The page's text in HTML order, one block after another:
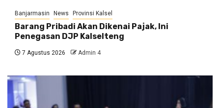
Banjarmasin News Provinsi Kalsel
Barang Pribadi Akan Dikenai Pajak, Ini
Penegasan DJP Kalselteng
7 Agustus 2026 Admin 4